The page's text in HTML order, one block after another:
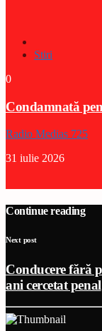
Stiri
0
Condamnată
Radio Medias 725
31 iulie 2026
Continue reading
Next post
Conducere fără
ani cercetat penal